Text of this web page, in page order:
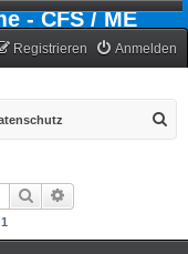
- CFS / ME
Anmelden
Registrieren
Suche
1